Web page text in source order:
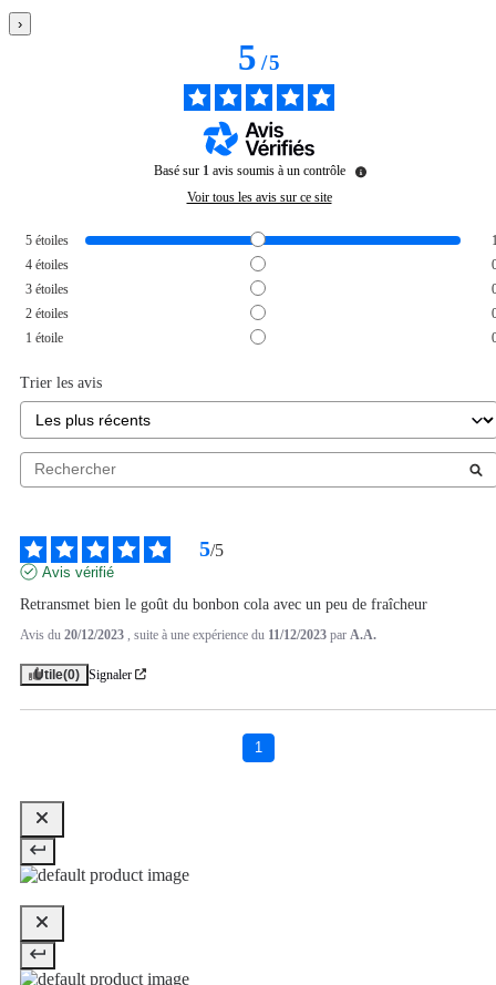
›
5/5
Basé sur 1 avis soumis à un contrôle
Voir tous les avis sur ce site
5 étoiles
4 étoiles
3 étoiles
2 étoiles
1 étoile
Trier les avis
5/5
Avis vérifié
Retransmet bien le goût du bonbon cola avec un peu de fraîcheur
Avis du 20/12/2023 , suite à une expérience du 11/12/2023 par A.A.
Utile(0) Signaler
1